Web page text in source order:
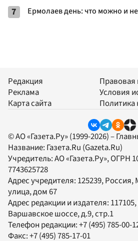
7 Ермолаев день: что можно и
Редакция
Реклама
Карта сайта
Условия
Политика
© АО «Газета.Ру» (1999-2026) –
Название: Газета.Ru (Gazeta.Ru)
Учредитель:АО «Газета.Ру», ОГРН
7743625728
Адрес учредителя: 125239,
улица, дом 67
Адрес редакции и издателя: 117105,
Варшавское шоссе, д.9, стр.1
Телефон редакции:+7 (495) 785-00-
Факс:+7 (495) 785-17-01